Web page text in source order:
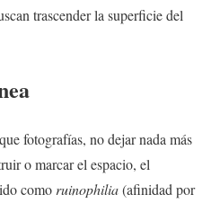
trascender la superficie del
fotografías, no dejar nada más
o marcar el espacio, el
como ruinophilia(afinidad por